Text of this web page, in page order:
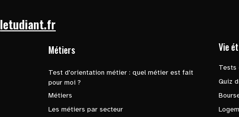
letudiant.fr
Métiers
Test d'orientation métier : quel métier est fait
pour moi ?
Métiers
Les métiers par secteur
Vie
Tests
Quiz